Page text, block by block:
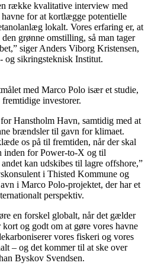
række kvalitative interview med
for at kortlægge potentielle
lokalt. Vores erfaring er, at
grønne omstilling, så man tager
siger Anders Viborg Kristensen,
og sikringsteknisk Institut.
med Marco Polo især et studie,
investorer.
Hanstholm Havn, samtidig med at
brændsler til gavn for klimaet.
os på til fremtiden, når der skal
inden for Power-to-X og til
kan udskibes til lagre offshore,”
i Thisted Kommune og
i Marco Polo-projektet, der har et
perspektiv.
en forskel globalt, når det gælder
og godt om at gøre vores havne
vores fiskeri og vores
– og det kommer til at ske over
Byskov Svendsen.